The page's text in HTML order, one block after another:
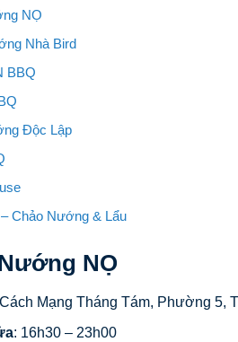
NỌ
Nhà Bird
BBQ
Độc Lập
Chảo Nướng & Lẩu
NỌ
Mạng Tháng Tám, Phường 5,
: 16h30 – 23h00